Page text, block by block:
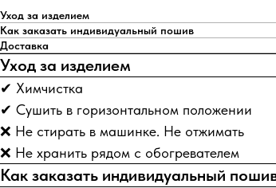
Уход за изделием
Как заказать индивидуальный пошив
Доставка
Уход за изделием
✔ Химчистка
✔ Сушить в горизонтальном положении
❌ Не стирать в машинке. Не отжимать
❌ Не хранить рядом с обогревателем
Как заказать индивидуальный